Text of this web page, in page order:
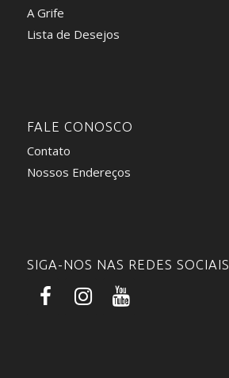
A Grife
Lista de Desejos
FALE CONOSCO
Contato
Nossos Endereços
SIGA-NOS NAS REDES SOCIAIS